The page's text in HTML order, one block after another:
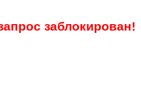
заблокирован!